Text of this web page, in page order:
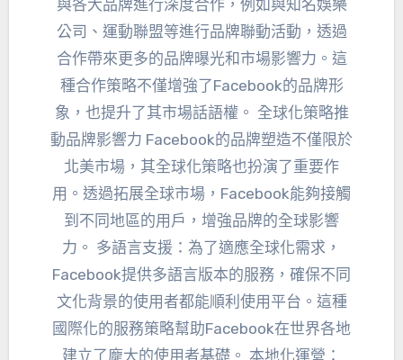
與各大品牌進行深度合作，例如與知名娛樂
公司、運動聯盟等進行品牌聯動活動，透過
合作帶來更多的品牌曝光和市場影響力。這
種合作策略不僅增強了Facebook的品牌形
象，也提升了其市場話語權。 全球化策略推
動品牌影響力 Facebook的品牌塑造不僅限於
北美市場，其全球化策略也扮演了重要作
用。透過拓展全球市場，Facebook能夠接觸
到不同地區的用戶，增強品牌的全球影響
力。 多語言支援：為了適應全球化需求，
Facebook提供多語言版本的服務，確保不同
文化背景的使用者都能順利使用平台。這種
國際化的服務策略幫助Facebook在世界各地
建立了龐大的使用者基礎。 本地化運營：